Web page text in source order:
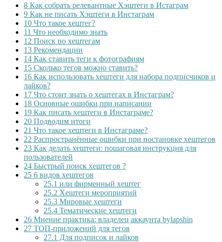
8 Как собрать релевантные Хэштеги в Истаграм
9 Как не писать Хэштеги в Инстаграм
10 Что такое хештег?
11 Что необходимо знать
12 Поиск по хештегам
13 Рекомендации
14 Как ставить теги к фотографиям
15 Сколько тегов можно ставить?
16 Как использовать хештеги для набора подписчиков и
лайков?
17 Что стоит знать о хештегах в Инстаграм?
18 Основные ошибки при написании
19 Как писать хештеги в Инстаграме?
20 Подводим итоги
21 Что такое хештеги в Инстаграме?
22 Распространённые ошибки при постановке хештегов
23 Как делать хештеги: пошаговая инструкция для
пользователей
24 Быстрый поиск хештегов ?
25 6 видов хештегов
25.1 или фирменный хештег
25.2 Хештеги мероприятий
25.3 Мировые хештеги
25.4 Тематические хештеги
26 Мнение практика: владелец аккаунта bylapshin
27 ТОП-приложений для тегов
27.1 Для подписок и лайков